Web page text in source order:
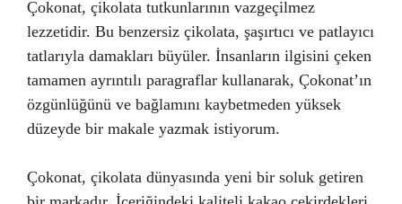
Çokonat, çikolata tutkunlarının vazgeçilmez
lezzetidir. Bu benzersiz çikolata, şaşırtıcı ve patlayıcı
tatlarıyla damakları büyüler. İnsanların ilgisini çeken
tamamen ayrıntılı paragraflar kullanarak, Çokonat’ın
özgünlüğünü ve bağlamını kaybetmeden yüksek
düzeyde bir makale yazmak istiyorum.
Çokonat, çikolata dünyasında yeni bir soluk getiren